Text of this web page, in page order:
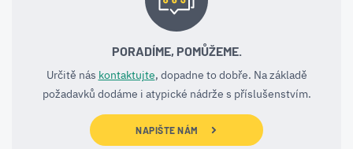
PORADÍME, POMŮŽEME.
Určitě nás kontaktujte, dopadne to dobře. Na základě
požadavků dodáme i atypické nádrže s příslušenstvím.
NAPIŠTE NÁM